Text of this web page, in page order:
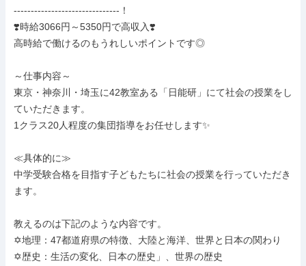
-------------------------------！
❣️時給3066円～5350円で高収入❣️
高時給で働けるのもうれしいポイントです◎
～仕事内容～
東京・神奈川・埼玉に42教室ある「日能研」にて社会の授業をし
ていただきます。
1クラス20人程度の集団指導をお任せします✨
≪具体的に≫
中学受験合格を目指す子どもたちに社会の授業を行っていただき
ます。
教えるのは下記のような内容です。
✡️地理：47都道府県の特徴、大陸と海洋、世界と日本の関わり
✡️歴史：生活の変化、日本の歴史」、世界の歴史